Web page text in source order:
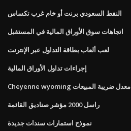
النفط السعودي برنت أو خام غرب تكساس
اتجاهات سوق الأوراق المالية في المستقبل
لعب ألعاب بطاقة التداول عبر الإنترنت
إجراءات تداول الأوراق المالية
Cheyenne wyoming معدل ضريبة المبيعات
راسل 2000 مؤشر صناديق القائمة
نموذج استمارات سندات جديدة